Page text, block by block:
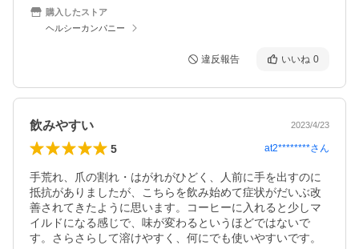
購入したストア
ヘルシーカンパニー
違反報告 いいね 0
飲みやすい 2023/4/23
5 at2********さん
手荒れ、爪の割れ・はがれがひどく、人前に手を出すのに
抵抗がありましたが、こちらを飲み始めて症状がだいぶ改
善されてきたように思います。コーヒーに入れると少しマ
イルドになる感じで、味が変わるというほどではないで
す。さらさらして溶けやすく、何にでも使いやすいです。